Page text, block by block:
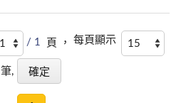
/ 1 頁 ， 每頁顯示
筆,